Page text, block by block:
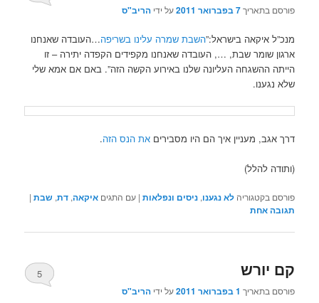
פורסם בתאריך7 בפברואר 2011 על ידיהריב"ס
מנכ”ל איקאה בישראל:”השבת שמרה עלינו בשריפה…העובדה שאנחנו
ארגון שומר שבת, …, העובדה שאנחנו מקפידים הקפדה יתירה – זו
הייתה ההשגחה העליונה שלנו באירוע הקשה הזה”. באם אם אמא שלי
שלא נגענו.
דרך אגב, מעניין איך הם היו מסביריםאת הנס הזה.
(ותודה להלל)
פורסם בקטגוריה לא נגענו,ניסים ונפלאות |עם התגים איקאה,דת,שבת |
תגובהאחת
קם יורש
פורסם בתאריך 1 בפברואר 2011 על ידיהריב"ס
5